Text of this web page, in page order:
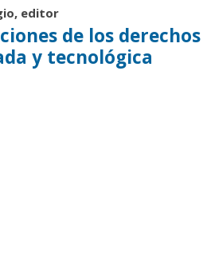
editor
de los derechos
y tecnológica